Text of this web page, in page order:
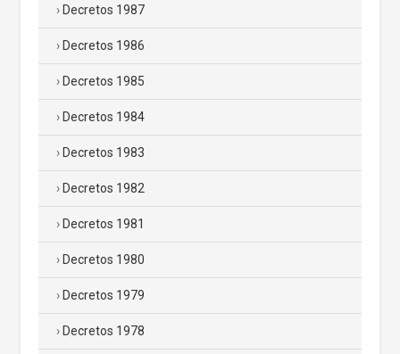
Decretos 1987
Decretos 1986
Decretos 1985
Decretos 1984
Decretos 1983
Decretos 1982
Decretos 1981
Decretos 1980
Decretos 1979
Decretos 1978